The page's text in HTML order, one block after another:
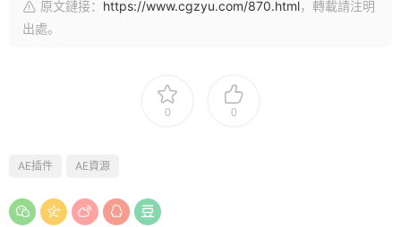
原文鏈接： https://www.cgzyu.com/870.html，轉載請注明
出處。
0 0
AE插件 AE資源